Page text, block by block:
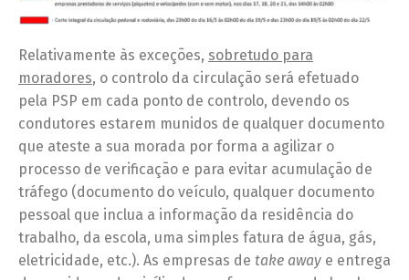
Relativamente às exceções, sobretudo para
moradores, o controlo da circulação será efetuado
pela PSP em cada ponto de controlo, devendo os
condutores estarem munidos de qualquer documento
que ateste a sua morada por forma a agilizar o
processo de verificação e para evitar acumulação de
tráfego (documento do veículo, qualquer documento
pessoal que inclua a informação da residência do
trabalho, da escola, uma simples fatura de água, gás,
eletricidade, etc.). As empresas de take away e entrega